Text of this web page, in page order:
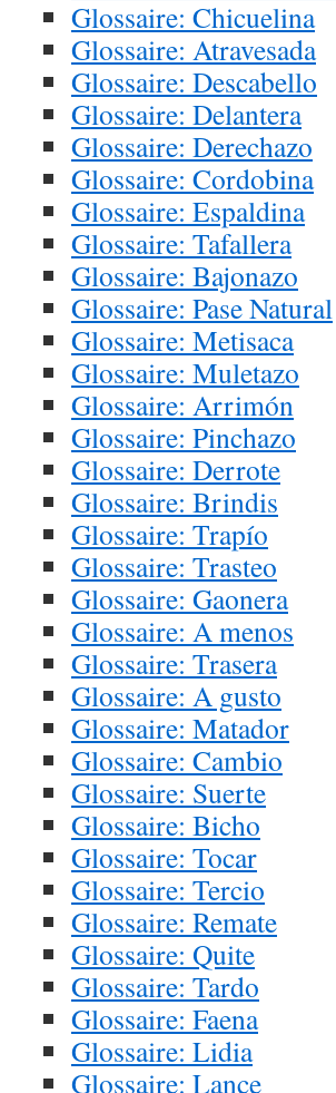
Glossaire: Chicuelina
Glossaire: Atravesada
Glossaire: Descabello
Glossaire: Delantera
Glossaire: Derechazo
Glossaire: Cordobina
Glossaire: Espaldina
Glossaire: Tafallera
Glossaire: Bajonazo
Glossaire: Pase Natural
Glossaire: Metisaca
Glossaire: Muletazo
Glossaire: Arrimón
Glossaire: Pinchazo
Glossaire: Derrote
Glossaire: Brindis
Glossaire: Trapío
Glossaire: Trasteo
Glossaire: Gaonera
Glossaire: A menos
Glossaire: Trasera
Glossaire: A gusto
Glossaire: Matador
Glossaire: Cambio
Glossaire: Suerte
Glossaire: Bicho
Glossaire: Tocar
Glossaire: Tercio
Glossaire: Remate
Glossaire: Quite
Glossaire: Tardo
Glossaire: Faena
Glossaire: Lidia
Glossaire: Lance